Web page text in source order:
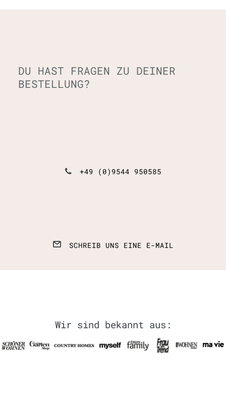
DU HAST FRAGEN ZU DEINER
BESTELLUNG?
+49 (0)9544 950585
SCHREIB UNS EINE E-MAIL
Wir sind bekannt aus: